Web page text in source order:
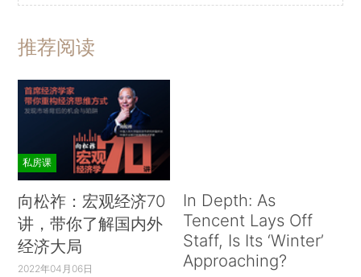
推荐阅读
私房课
向松祚：宏观经济70
讲，带你了解国内外
经济大局
2022年04月06日
In Depth: As
Tencent Lays Off
Staff, Is Its ‘Winter’
Approaching?